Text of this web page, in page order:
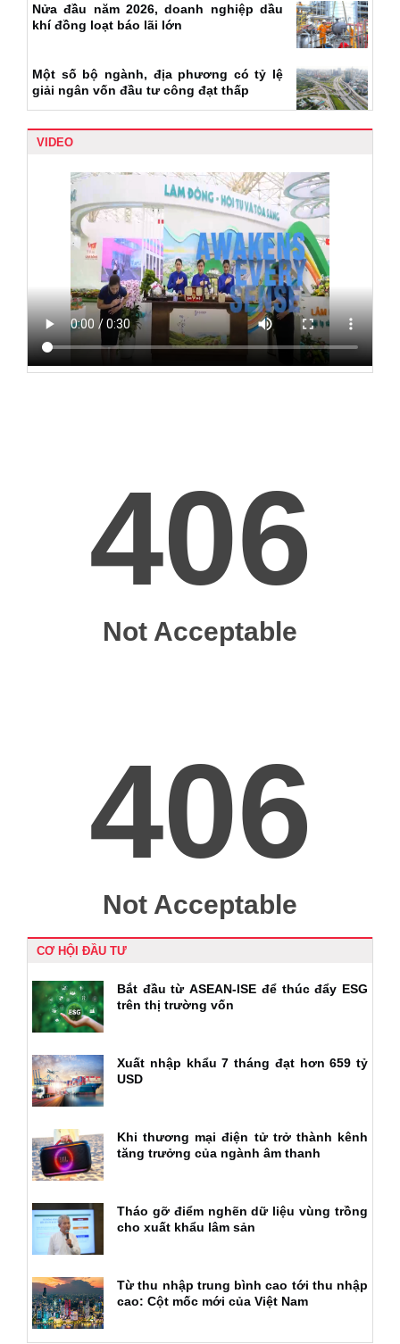
Nửa đầu năm 2026, doanh nghiệp dầu
khí đồng loạt báo lãi lớn
Một số bộ ngành, địa phương có tỷ lệ
giải ngân vốn đầu tư công đạt thấp
VIDEO
CƠ HỘI ĐẦU TƯ
Bắt đầu từ ASEAN-ISE để thúc đẩy ESG
trên thị trường vốn
Xuất nhập khẩu 7 tháng đạt hơn 659 tỷ
USD
Khi thương mại điện tử trở thành kênh
tăng trưởng của ngành âm thanh
Tháo gỡ điểm nghẽn dữ liệu vùng trồng
cho xuất khẩu lâm sản
Từ thu nhập trung bình cao tới thu nhập
cao: Cột mốc mới của Việt Nam